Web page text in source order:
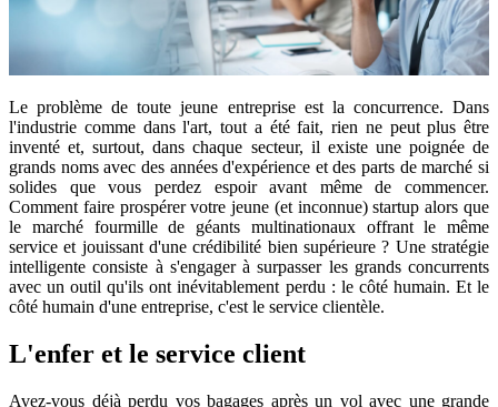
Le problème de toute jeune entreprise est la concurrence. Dans
l'industrie comme dans l'art, tout a été fait, rien ne peut plus être
inventé et, surtout, dans chaque secteur, il existe une poignée de
grands noms avec des années d'expérience et des parts de marché si
solides que vous perdez espoir avant même de commencer.
Comment faire prospérer votre jeune (et inconnue) startup alors que
le marché fourmille de géants multinationaux offrant le même
service et jouissant d'une crédibilité bien supérieure ? Une stratégie
intelligente consiste à s'engager à surpasser les grands concurrents
avec un outil qu'ils ont inévitablement perdu : le côté humain. Et le
côté humain d'une entreprise, c'est le service clientèle.
L'enfer et le service client
Avez-vous déjà perdu vos bagages après un vol avec une grande